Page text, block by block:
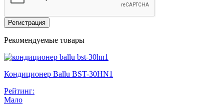
Регистрация
Рекомендуемые товары
Кондиционер Ballu BST-30HN1
Рейтинг:
Мало